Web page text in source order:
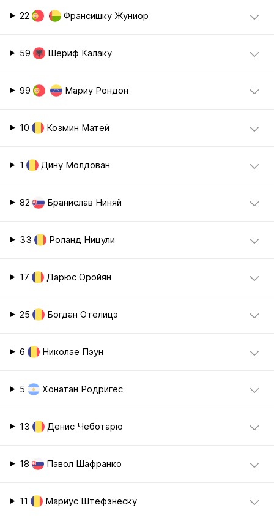
22 Франсишку Жуниор
59 Шериф Калаку
99 Мариу Рондон
10 Козмин Матей
1 Дину Молдован
82 Бранислав Ниняй
33 Роланд Ницули
17 Дарюс Оройян
25 Богдан Отелицэ
6 Николае Пэун
5 Хонатан Родригес
13 Денис Чеботарю
18 Павол Шафранко
11 Мариус Штефэнеску